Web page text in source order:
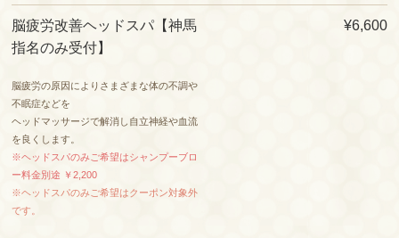
脳疲労改善ヘッドスパ【神馬
指名のみ受付】
脳疲労の原因によりさまざまな体の不調や
不眠症などを
ヘッドマッサージで解消し自立神経や血流
を良くします。
※ヘッドスパのみご希望はシャンプーブロ
ー料金別途 ￥2,200
※ヘッドスパのみご希望はクーポン対象外
です。
¥6,600